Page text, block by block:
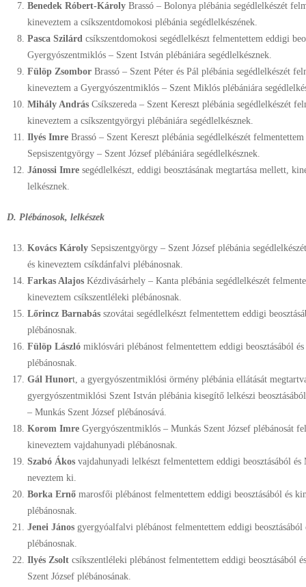
Benedek Róbert-Károly Brassó – Bolonya plébánia segédlelkészét
kineveztem a csíkszentdomokosi plébánia segédlelkészének.
Pasca Szilárd csíkszentdomokosi segédlelkészt felmentettem eddigi
Gyergyószentmiklós – Szent István plébániára segédlelkésznek.
Fülöp Zsombor Brassó – Szent Péter és Pál plébánia segédlelkészét
kineveztem a Gyergyószentmiklós – Szent Miklós plébániára
Mihály András Csíkszereda – Szent Kereszt plébánia segédlelkészét
kineveztem a csíkszentgyörgyi plébániára segédlelkésznek.
Ilyés Imre Brassó – Szent Kereszt plébánia segédlelkészét
Sepsiszentgyörgy – Szent József plébániára segédlelkésznek.
Jánossi Imre segédlelkészt, eddigi beosztásának megtartása mellett,
lelkésznek.
D. Plébánosok, lelkészek
Kovács Károly Sepsiszentgyörgy – Szent József plébánia
és kineveztem csíkdánfalvi plébánosnak.
Farkas Alajos Kézdivásárhely – Kanta plébánia segédlelkészét
kineveztem csíkszentléleki plébánosnak.
Lőrincz Barnabás szovátai segédlelkészt felmentettem eddigi
plébánosnak.
Fülöp László miklósvári plébánost felmentettem eddigi beosztásából
plébánosnak.
Gál Hunort, a gyergyószentmiklósi örmény plébánia ellátását
gyergyószentmiklósi Szent István plébánia kisegítő lelkészi
– Munkás Szent József plébánosává.
Korom Imre Gyergyószentmiklós – Munkás Szent József plébánosát
kineveztem vajdahunyadi plébánosnak.
Szabó Ákos vajdahunyadi lelkészt felmentettem eddigi beosztásából
neveztem ki.
Borka Ernő marosfői plébánost felmentettem eddigi beosztásából és
plébánosnak.
Jenei János gyergyóalfalvi plébánost felmentettem eddigi beosztásából
plébánosnak.
Ilyés Zsolt csíkszentléleki plébánost felmentettem eddigi beosztásából
Szent József plébánosának.